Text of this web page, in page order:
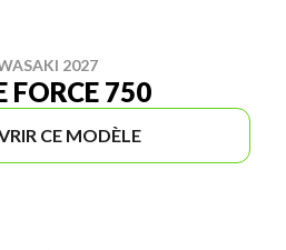
2027
FORCE 750
CE MODÈLE